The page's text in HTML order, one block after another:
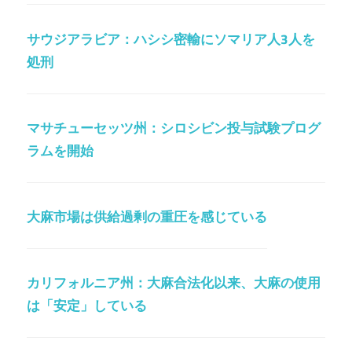
サウジアラビア：ハシシ密輸にソマリア人3人を
処刑
マサチューセッツ州：シロシビン投与試験プログ
ラムを開始
大麻市場は供給過剰の重圧を感じている
カリフォルニア州：大麻合法化以来、大麻の使用
は「安定」している